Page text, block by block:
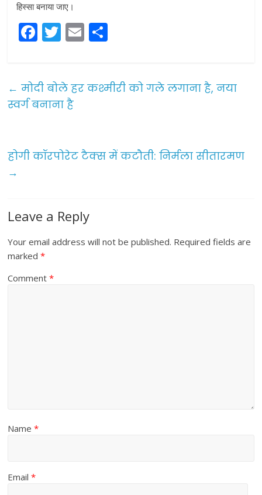
हिस्सा बनाया जाए।
F
e
b
o
k
T
er
E
l e
← मोदी बोले हर कश्मीरी को गले लगाना है, नया
स्वर्ग बनाना है
होगी कॉरपोरेट टैक्स में कटौती: निर्मला सीतारमण
→
Leave a Reply
Your email address will not be published. Required fields are
marked*
Comment*
Name*
Email*